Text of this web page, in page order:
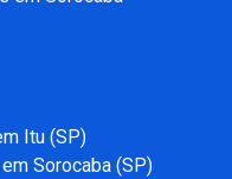
Itu (SP)
Sorocaba (SP)